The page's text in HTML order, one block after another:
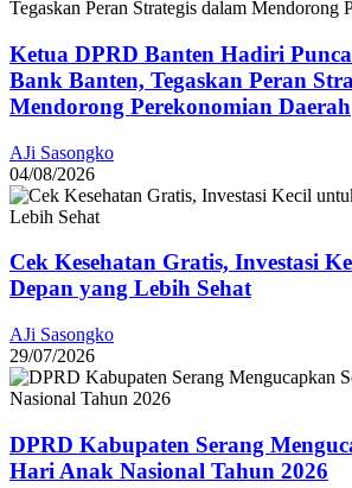
Ketua DPRD Banten Hadiri
Bank Banten, Tegaskan Peran
Mendorong Perekonomian Daerah
AJi Sasongko
04/08/2026
Cek Kesehatan Gratis, Investasi
Depan yang Lebih Sehat
AJi Sasongko
29/07/2026
DPRD Kabupaten Serang
Hari Anak Nasional Tahun 2026